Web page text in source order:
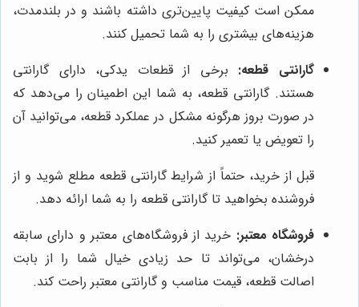
ممکن است کیفیت پایین‌تری داشته باشند و در بلندمدت،
هزینه‌های بیشتری را به شما تحمیل کنند.
گارانتی قطعه: برخی از قطعات یدکی، دارای گارانتی
هستند. گارانتی قطعه، به شما این اطمینان را می‌دهد که
در صورت بروز هرگونه مشکل در عملکرد قطعه، می‌توانید آن
را تعویض یا تعمیر کنید.
قبل از خرید، حتماً از شرایط گارانتی قطعه مطلع شوید و از
فروشنده بخواهید تا گارانتی قطعه را به شما ارائه دهد.
فروشگاه معتبر: خرید از فروشگاه‌های معتبر و دارای سابقه
درخشان، می‌تواند تا حد زیادی خیال شما را از بابت
اصالت قطعه، قیمت مناسب و گارانتی معتبر راحت کند.